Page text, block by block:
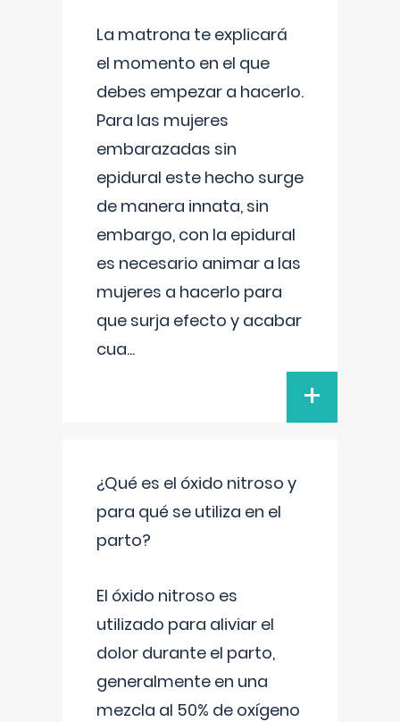
La matrona te explicará
el momento en el que
debes empezar a hacerlo.
Para las mujeres
embarazadas sin
epidural este hecho surge
de manera innata, sin
embargo, con la epidural
es necesario animar a las
mujeres a hacerlo para
que surja efecto y acabar
cua...
+
¿Qué es el óxido nitroso y
para qué se utiliza en el
parto?
El óxido nitroso es
utilizado para aliviar el
dolor durante el parto,
generalmente en una
mezcla al 50% de oxígeno